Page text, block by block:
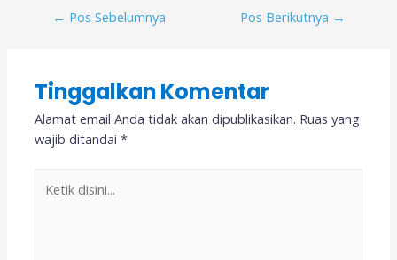
← Pos Sebelumnya Pos Berikutnya →
Tinggalkan Komentar
Alamat email Anda tidak akan dipublikasikan. Ruas yang
wajib ditandai*